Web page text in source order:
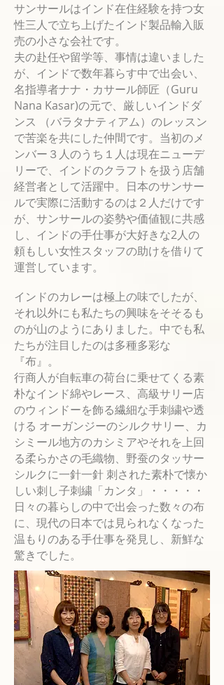
サンサールはインド在住経験を持つ女
性三人で立ち上げたインド製品輸入販
売の小さな会社です。
夫の赴任や留学等、事情は違いました
が、インドで数年暮らす中で出会い、
名指導者ナナ・カサール師匠（Guru
Nana Kasar)の元で、厳しいインドダ
ンス （バラタナティアム）のレッスン
で苦楽を共にした仲間です。当初のメ
ンバー３人のうち１人は現在ニューデ
リーで、インドのクラフトを扱う店舗
経営者として活躍中。日本のサンサー
ルで実際に活動するのは２人だけです
が、サンサールの姿勢や価値観に共感
し、インドの手仕事が大好きな2人の
頼もしい女性スタッフの助けを借りて
運営しています。
インドのカレーは極上の味でしたが、
それ以外にも私たちの興味をそそるも
のが山のようにありました。中でも私
たちが注目したのは多種多彩な
『布』。
行商人が自転車の荷台に乗せてくる素
朴なインド綿やレース、高級サリー店
のウィンドーを飾る繊細な手刺繍や透
ける オーガンジーのシルクサリー、カ
シミール地方のカシミアやそれを上回
る柔らかさの毛織物、野蚕のタッサー
シルクに一針一針 刺された素朴で懐か
しい刺し子刺繍「カンタ」・・・・・
日々の暮らしの中で出会った数々の布
に、現代の日本では見られなくなった
温もりのある手仕事を発見し、新鮮な
驚きでした。